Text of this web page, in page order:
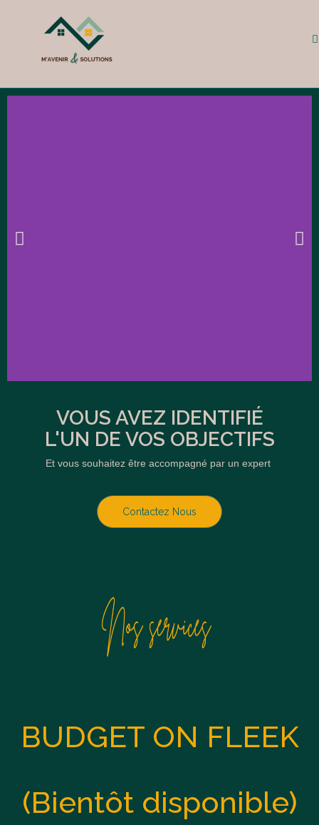
EPARGNE
Êtes vous satisfait de la rentabilité
de votre épargne?
VOUS AVEZ IDENTIFIÉ
L'UN DE VOS OBJECTIFS
Et vous souhaitez être accompagné par un expert
Contactez Nous
BUDGET ON FLEEK
(Bientôt disponible)